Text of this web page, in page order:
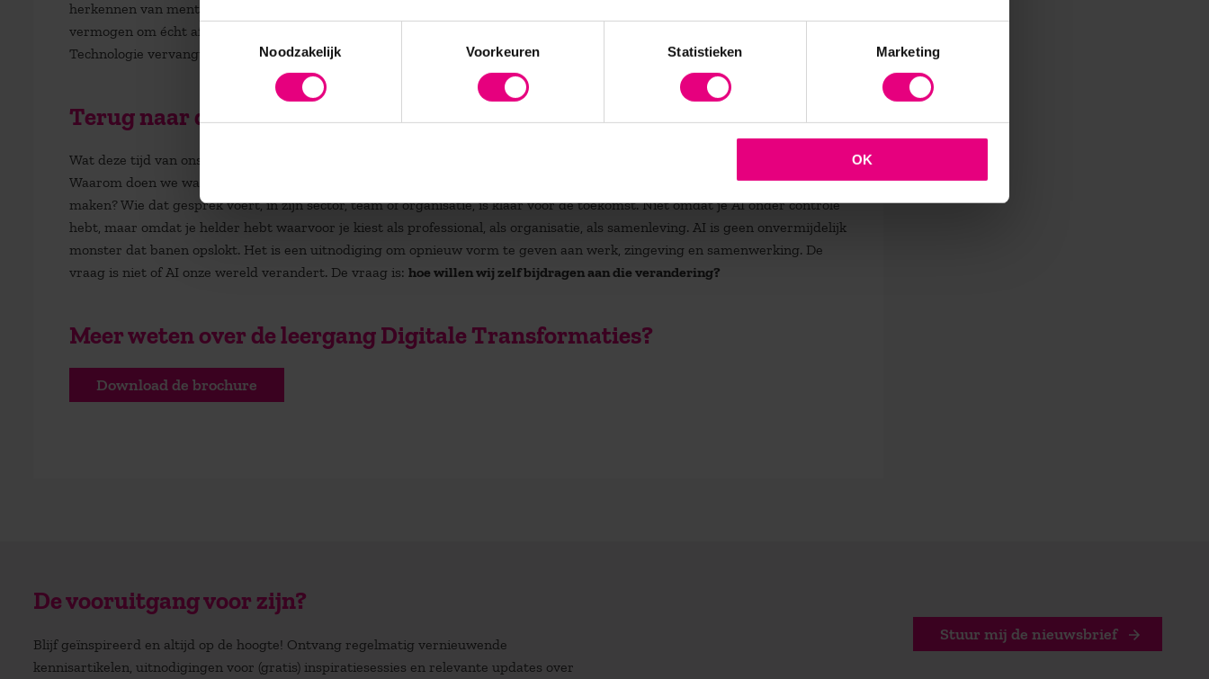
Toestemmingsselectie
Noodzakelijk
Voorkeuren Statistieken Marketing
OK
herkennen van mentale signalen in stem of gedrag. Maar de behoefte aan menselijke nabijheid, moreel kompas en het
vermogen om écht af te stemmen op wat iemand nodig heeft, die blijft. Of wordt misschien wel belangrijker dan ooit.
Technologie vervangt taken, geen betekenis. Dat blijft aan ons.
Terug naar de essentie
Wat deze tijd van ons vraagt, is herbezinning. Niet alleen op processen en banen, maar op de bedoeling achter ons werk.
Waarom doen we wat we doen? Waar voegen wij als mens waarde toe die een algoritme niet kan? Waar willen we verschil
maken? Wie dat gesprek voert, in zijn sector, team of organisatie, is klaar voor de toekomst. Niet omdat je AI onder controle
hebt, maar omdat je helder hebt waarvoor je kiest als professional, als organisatie, als samenleving. AI is geen onvermijdelijk
monster dat banen opslokt. Het is een uitnodiging om opnieuw vorm te geven aan werk, zingeving en samenwerking. De
vraag is niet of AI onze wereld verandert. De vraag is: hoe willen wij zelf bijdragen aan die verandering?
Meer weten over de leergang Digitale Transformaties?
Download de brochure
De vooruitgang voor zijn?
Blijf geïnspireerd en altijd op de hoogte! Ontvang regelmatig vernieuwende
kennisartikelen, uitnodigingen voor (gratis) inspiratiesessies en relevante updates over
Stuur mij de nieuwsbrief